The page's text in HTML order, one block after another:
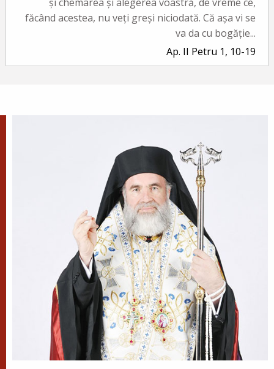
făcând acestea, nu veți greși niciodată. Că așa vi se
va da cu bogăție...
Ap. II Petru 1, 10-19
Ev. Matei 17, 1-9
doxologia.ro
Preia articolele Doxologia în site-ul tău!